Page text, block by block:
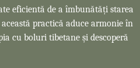
eficientă de a îmbunătăți starea
practică aduce armonie în
cu boluri tibetane și descoperă